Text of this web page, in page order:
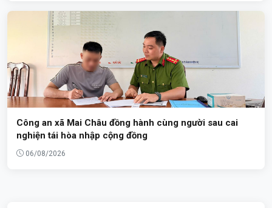
Công an xã Mai Châu đồng hành cùng người sau cai
nghiện tái hòa nhập cộng đồng
06/08/2026